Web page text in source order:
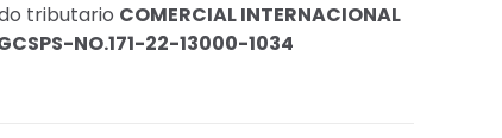
tributario COMERCIAL INTERNACIONAL
NO.171-22-13000-1034